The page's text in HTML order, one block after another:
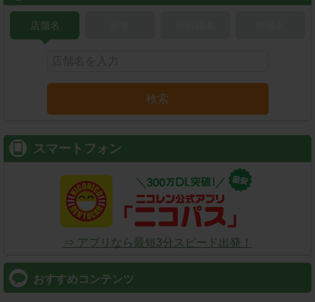
店舗名
検索
スマートフォン
⇒ アプリなら最短3分スピード出発！
おすすめコンテンツ